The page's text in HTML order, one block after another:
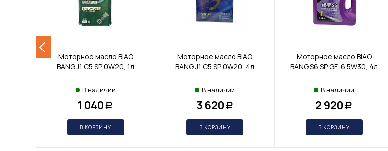
Моторное масло BIAO
BANG J1 С5 SP 0W20, 1л
В наличии
1 040 Р
В КОРЗИНУ
Моторное масло BIAO
BANG J1 С5 SP 0W20, 4л
В наличии
3 620 Р
В КОРЗИНУ
Моторное масло BIAO
BANG S6 SP GF-6 5W30, 4л
В наличии
2 920 Р
В КОРЗИНУ